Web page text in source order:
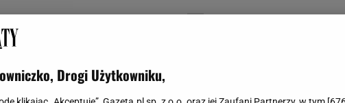
Drogi Użytkowniku,